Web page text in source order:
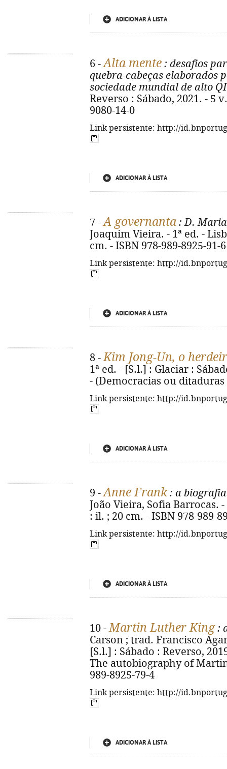
ADICIONAR À LISTA
6 -Alta mente : desafios
quebra-cabeças elaborados
sociedade mundial de alto QI
Reverso : Sábado, 2021. - 5
9080-14-0
Link persistente: http://
ADICIONAR À LISTA
7 -A governanta : D.
Joaquim Vieira. - 1ª ed. -
cm. - ISBN 978-989-8925-91-6
Link persistente: http://
ADICIONAR À LISTA
8 -Kim Jong-Un, o
1ª ed. - [S.l.] : Glaciar :
- (Democracias ou ditaduras
Link persistente: http://
ADICIONAR À LISTA
9 -Anne Frank: a biografia
João Vieira, Sofia Barrocas.
: il. ; 20 cm. - ISBN 978-989-
Link persistente: http://
ADICIONAR À LISTA
10 -Martin Luther King:
Carson ; trad. Francisco
[S.l.] : Sábado : Reverso,
The autobiography of
989-8925-79-4
Link persistente: http://
ADICIONAR À LISTA